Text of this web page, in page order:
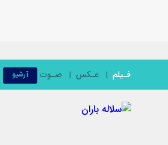
فـیلم عـکس صـوت آرشیو